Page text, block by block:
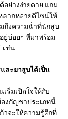
อย่างง่ายดาย แถม
ลากหลายดีไซน์ให้
ถึงความฉ่ำที่นักสูบ
ยู่บ่อยๆ ที่มาพร้อม
เช่น
ละยาสูบได้เป็น
ริ่มเปิดใจให้กับ
องกัญชาประเภทนี้
วจะให้ความรู้สึกที่